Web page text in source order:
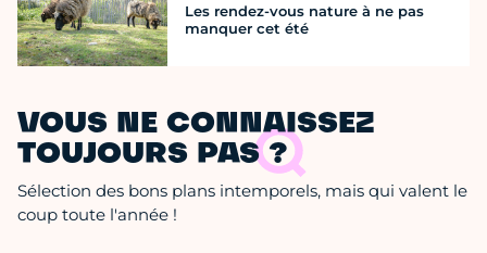
Les rendez-vous nature à ne pas
manquer cet été
VOUS NE CONNAISSEZ
TOUJOURS PAS ?
Sélection des bons plans intemporels, mais qui valent le
coup toute l'année !